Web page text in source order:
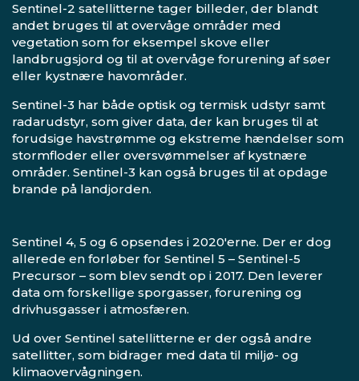
Sentinel-2 satellitterne tager billeder, der blandt
andet bruges til at overvåge områder med
vegetation som for eksempel skove eller
landbrugsjord og til at overvåge forurening af søer
eller kystnære havområder.
Sentinel-3 har både optisk og termisk udstyr samt
radarudstyr, som giver data, der kan bruges til at
forudsige havstrømme og ekstreme hændelser som
stormfloder eller oversvømmelser af kystnære
områder. Sentinel-3 kan også bruges til at opdage
brande på landjorden.
Sentinel 4, 5 og 6 opsendes i 2020'erne. Der er dog
allerede en forløber for Sentinel 5 – Sentinel-5
Precursor – som blev sendt op i 2017. Den leverer
data om forskellige sporgasser, forurening og
drivhusgasser i atmosfæren.
Ud over Sentinel satellitterne er der også andre
satellitter, som bidrager med data til miljø- og
klimaovervågningen.